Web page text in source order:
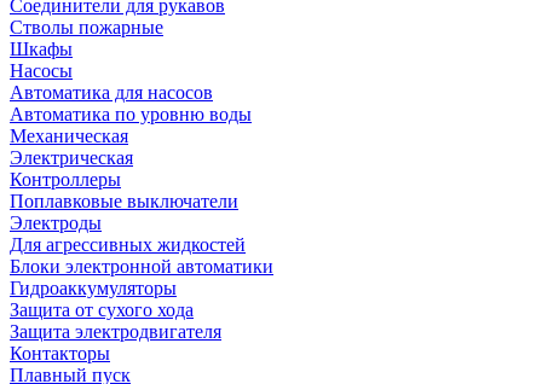
Соединители для рукавов
Стволы пожарные
Шкафы
Насосы
Автоматика для насосов
Автоматика по уровню воды
Механическая
Электрическая
Контроллеры
Поплавковые выключатели
Электроды
Для агрессивных жидкостей
Блоки электронной автоматики
Гидроаккумуляторы
Защита от сухого хода
Защита электродвигателя
Контакторы
Плавный пуск